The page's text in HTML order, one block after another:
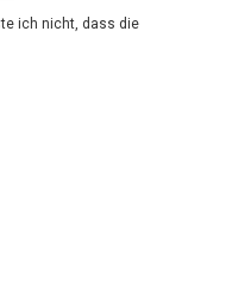
ich nicht, dass die